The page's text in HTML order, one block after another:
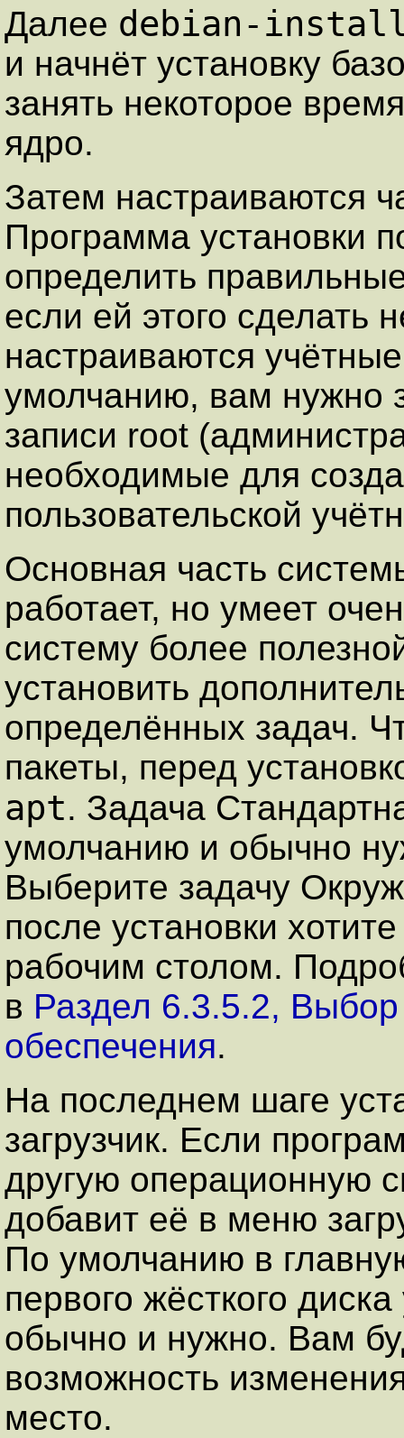
Далее debian-
и начнёт установку
занять некоторое
ядро.
Затем настраиваются
Программа установки
определить
если ей этого сделать
настраиваются
умолчанию, вам нужно
записи root
необходимые для
пользовательской
Основная часть
работает, но умеет
систему более
установить
определённых задач.
пакеты, перед
apt. Задача
умолчанию и обычно
Выберите задачу
после установки
рабочим столом.
в Раздел 6.3.5.2, Выбор
обеспечения.
На последнем шаге
загрузчик. Если
другую операционную
добавит её в меню
По умолчанию в
первого жёсткого
обычно и нужно. Вам
возможность
место.